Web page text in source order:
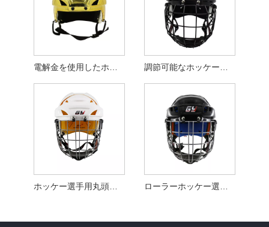
電解金を使用したホッケー選手のヘルメット 調節可能なホッケー選手のヘルメット
ホッケー選手用丸頭用ヘルメット